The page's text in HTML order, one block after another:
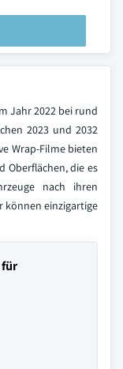
Jahr 2022 bei rund
2023 und 2032
Wrap-Filme bieten
Oberflächen, die es
nach ihren
können einzigartige
für